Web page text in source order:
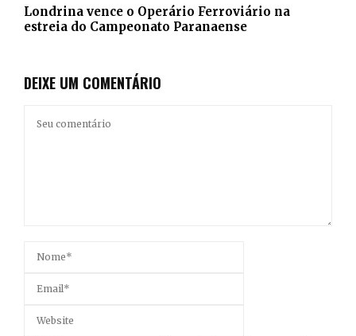
Londrina vence o Operário Ferroviário na
estreia do Campeonato Paranaense
DEIXE UM COMENTÁRIO